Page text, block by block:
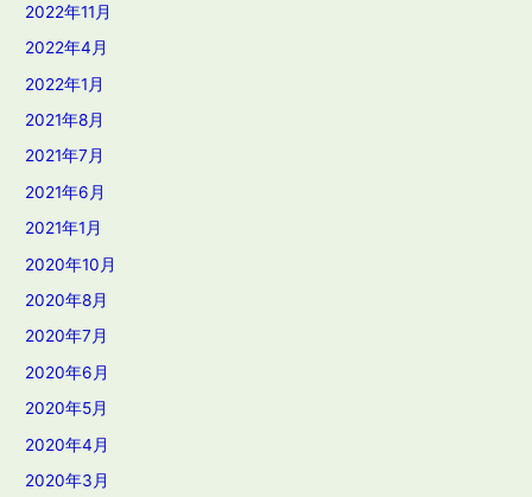
2022年11月
2022年4月
2022年1月
2021年8月
2021年7月
2021年6月
2021年1月
2020年10月
2020年8月
2020年7月
2020年6月
2020年5月
2020年4月
2020年3月